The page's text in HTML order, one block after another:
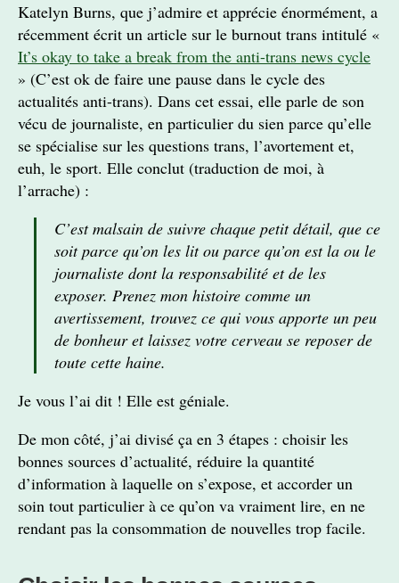
Katelyn Burns, que j’admire et apprécie énormément, a
récemment écrit un article sur le burnout trans intitulé «
It’s okay to take a break from the anti-trans news cycle
» (C’est ok de faire une pause dans le cycle des
actualités anti-trans). Dans cet essai, elle parle de son
vécu de journaliste, en particulier du sien parce qu’elle
se spécialise sur les questions trans, l’avortement et,
euh, le sport. Elle conclut (traduction de moi, à
l’arrache) :
C’est malsain de suivre chaque petit détail, que ce
soit parce qu’on les lit ou parce qu’on est la ou le
journaliste dont la responsabilité et de les
exposer. Prenez mon histoire comme un
avertissement, trouvez ce qui vous apporte un peu
de bonheur et laissez votre cerveau se reposer de
toute cette haine.
Je vous l’ai dit ! Elle est géniale.
De mon côté, j’ai divisé ça en 3 étapes : choisir les
bonnes sources d’actualité, réduire la quantité
d’information à laquelle on s’expose, et accorder un
soin tout particulier à ce qu’on va vraiment lire, en ne
rendant pas la consommation de nouvelles trop facile.